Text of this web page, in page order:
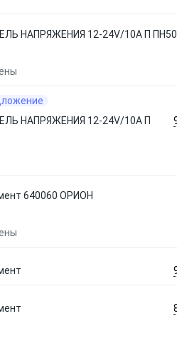
НАПРЯЖЕНИЯ 12-24V/10A П
НАПРЯЖЕНИЯ 12-24V/10A П
640060 ОРИОН